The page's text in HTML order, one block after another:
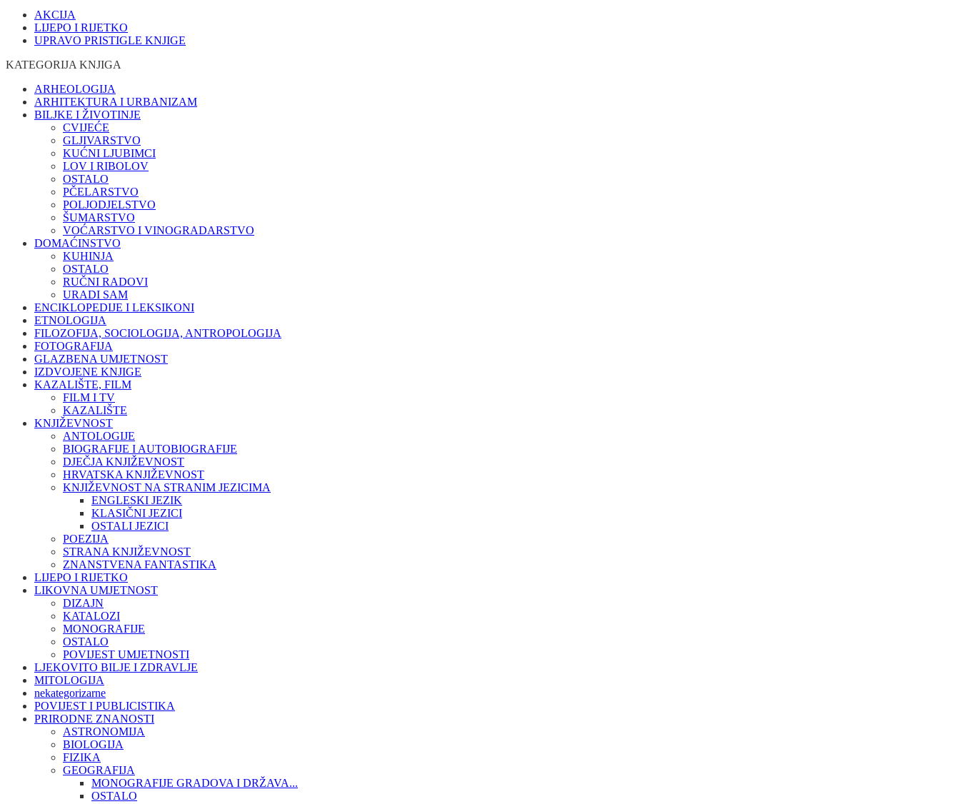
AKCIJA
LIJEPO I RIJETKO
UPRAVO PRISTIGLE KNJIGE
KATEGORIJA KNJIGA
ARHEOLOGIJA
ARHITEKTURA I URBANIZAM
BILJKE I ŽIVOTINJE
CVIJEĆE
GLJIVARSTVO
KUĆNI LJUBIMCI
LOV I RIBOLOV
OSTALO
PČELARSTVO
POLJODJELSTVO
ŠUMARSTVO
VOĆARSTVO I VINOGRADARSTVO
DOMAĆINSTVO
KUHINJA
OSTALO
RUČNI RADOVI
URADI SAM
ENCIKLOPEDIJE I LEKSIKONI
ETNOLOGIJA
FILOZOFIJA, SOCIOLOGIJA, ANTROPOLOGIJA
FOTOGRAFIJA
GLAZBENA UMJETNOST
IZDVOJENE KNJIGE
KAZALIŠTE, FILM
FILM I TV
KAZALIŠTE
KNJIŽEVNOST
ANTOLOGIJE
BIOGRAFIJE I AUTOBIOGRAFIJE
DJEČJA KNJIŽEVNOST
HRVATSKA KNJIŽEVNOST
KNJIŽEVNOST NA STRANIM JEZICIMA
ENGLESKI JEZIK
KLASIČNI JEZICI
OSTALI JEZICI
POEZIJA
STRANA KNJIŽEVNOST
ZNANSTVENA FANTASTIKA
LIJEPO I RIJETKO
LIKOVNA UMJETNOST
DIZAJN
KATALOZI
MONOGRAFIJE
OSTALO
POVIJEST UMJETNOSTI
LJEKOVITO BILJE I ZDRAVLJE
MITOLOGIJA
nekategorizarne
POVIJEST I PUBLICISTIKA
PRIRODNE ZNANOSTI
ASTRONOMIJA
BIOLOGIJA
FIZIKA
GEOGRAFIJA
MONOGRAFIJE GRADOVA I DRŽAVA...
OSTALO